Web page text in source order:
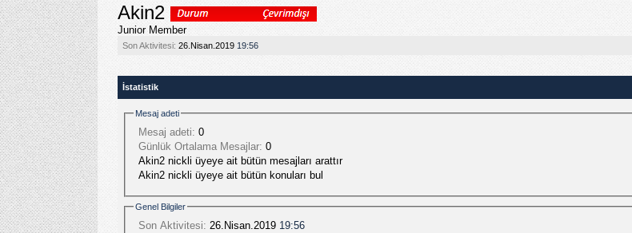
Akin2
Junior Member
Son Aktivitesi: 26.Nisan.2019 19:56
İstatistik
Mesaj adeti
Mesaj adeti: 0
Günlük Ortalama Mesajlar: 0
Akin2 nickli üyeye ait bütün mesajları arattır
Akin2 nickli üyeye ait bütün konuları bul
Genel Bilgiler
Son Aktivitesi: 26.Nisan.2019 19:56